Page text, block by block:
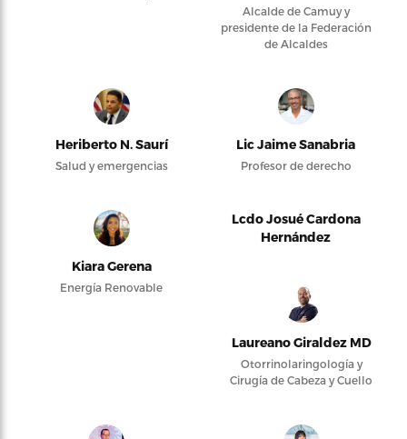
Alcalde de Camuy y
presidente de la Federación
de Alcaldes
Heriberto N. Saurí
Salud y emergencias
Lic Jaime Sanabria
Profesor de derecho
Kiara Gerena
Energía Renovable
Lcdo Josué Cardona
Hernández
Laureano Giraldez MD
Otorrinolaringología y
Cirugía de Cabeza y Cuello